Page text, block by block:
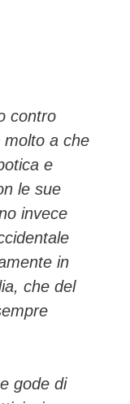
contro
molto a che
e
le sue
invece
in
che del
gode di